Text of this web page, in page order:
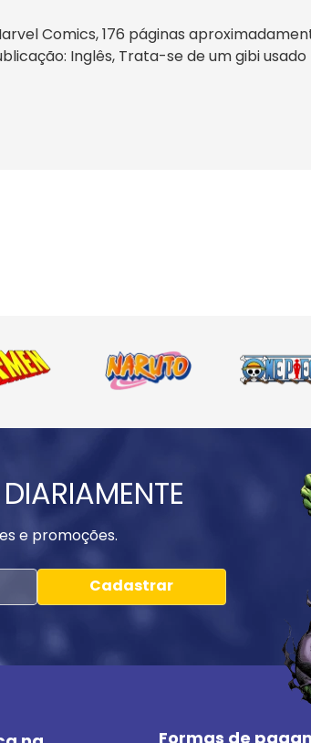
Comics, 176 páginas
Inglês, Trata-se de um gibi usado
e promoções.
Cadastrar
Formas de